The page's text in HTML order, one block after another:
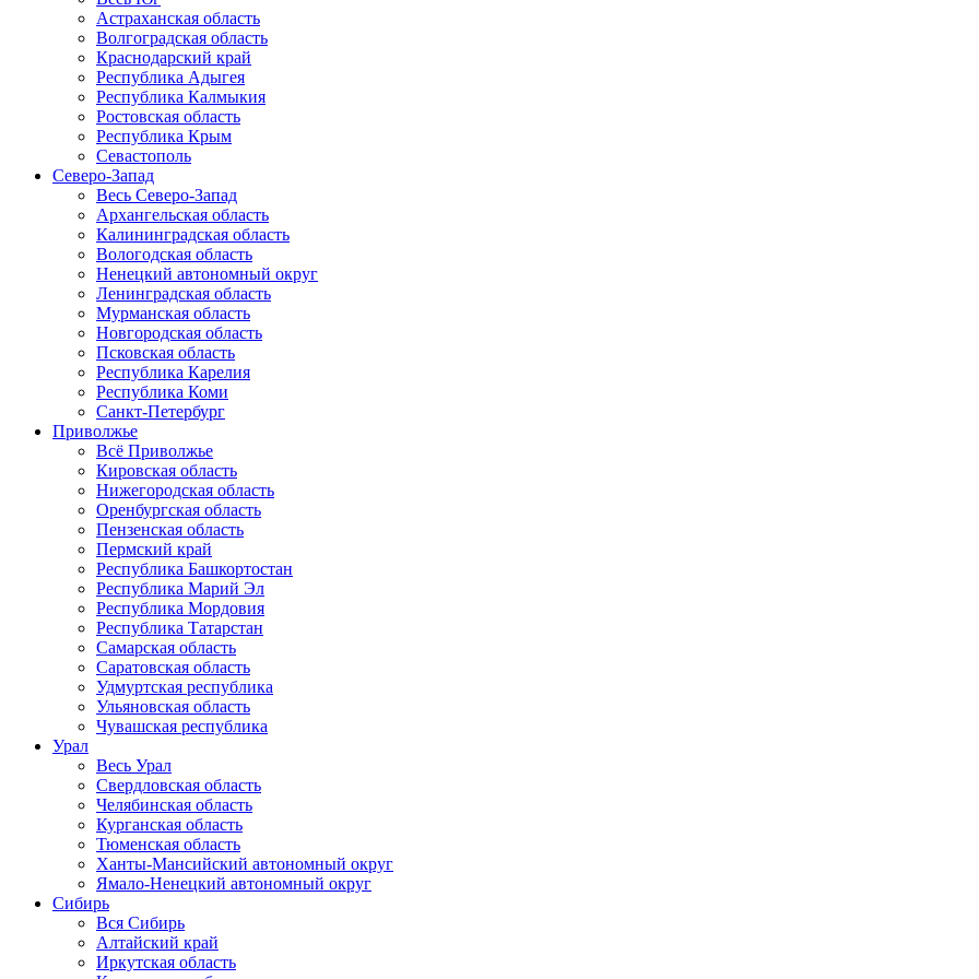
Астраханская область
Волгоградская область
Краснодарский край
Республика Адыгея
Республика Калмыкия
Ростовская область
Республика Крым
Севастополь
Северо-Запад
Весь Северо-Запад
Архангельская область
Калининградская область
Вологодская область
Ненецкий автономный округ
Ленинградская область
Мурманская область
Новгородская область
Псковская область
Республика Карелия
Республика Коми
Санкт-Петербург
Приволжье
Всё Приволжье
Кировская область
Нижегородская область
Оренбургская область
Пензенская область
Пермский край
Республика Башкортостан
Республика Марий Эл
Республика Мордовия
Республика Татарстан
Самарская область
Саратовская область
Удмуртская республика
Ульяновская область
Чувашская республика
Урал
Весь Урал
Свердловская область
Челябинская область
Курганская область
Тюменская область
Ханты-Мансийский автономный округ
Ямало-Ненецкий автономный округ
Сибирь
Вся Сибирь
Алтайский край
Иркутская область